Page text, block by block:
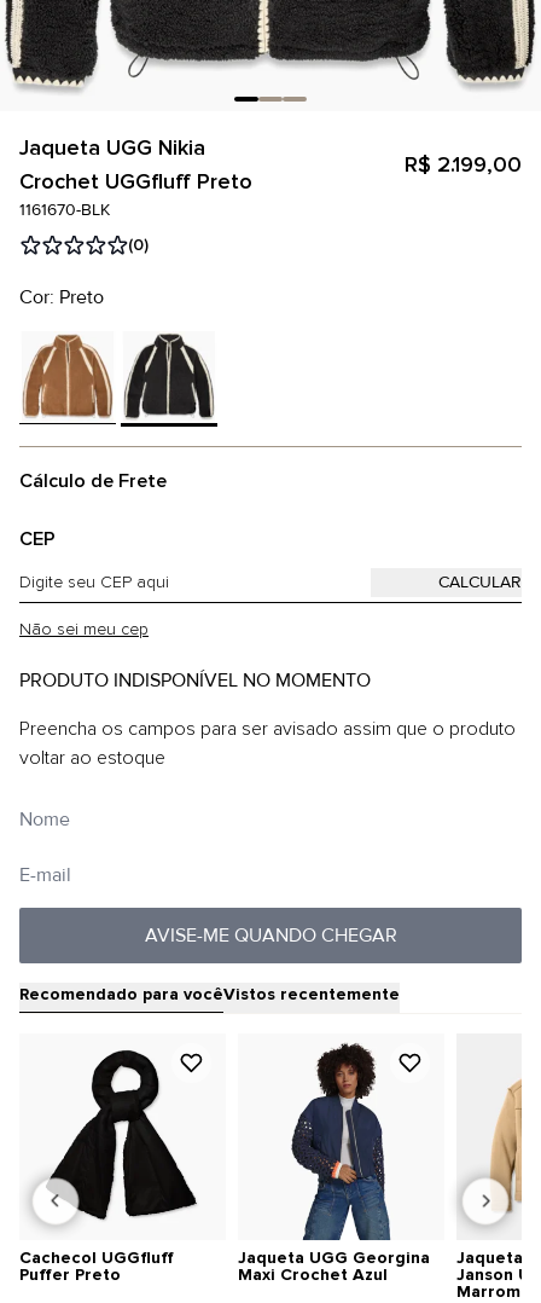
Jaqueta UGG Nikia
Crochet UGGfluff Preto
R$ 2.199,00
1161670-BLK
(0)
Cor: Preto
Cálculo de Frete
CEP
Não sei meu cep
PRODUTO INDISPONÍVEL NO MOMENTO
Preencha os campos para ser avisado assim que o produto
voltar ao estoque
AVISE-ME QUANDO CHEGAR
Recomendado para vocêVistos recentemente
Cachecol UGGfluff
Puffer Preto
Jaqueta UGG Georgina
Maxi Crochet Azul
Jaqueta
Janson
Marrom